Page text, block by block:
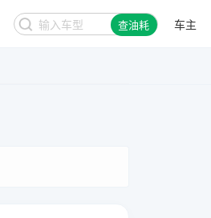
查油耗 车主